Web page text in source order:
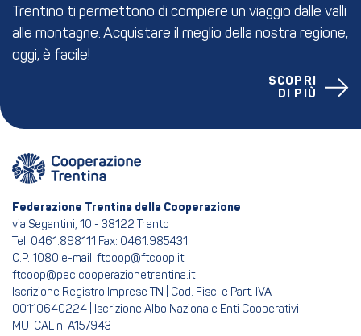
Trentino ti permettono di compiere un viaggio dalle valli
alle montagne. Acquistare il meglio della nostra regione,
oggi, è facile!
SCOPRI
DI PIÙ
Federazione Trentina della Cooperazione
via Segantini, 10 - 38122 Trento
Tel: 0461.898111 Fax: 0461.985431
C.P. 1080 e-mail: ftcoop@ftcoop.it
ftcoop@pec.cooperazionetrentina.it
Iscrizione Registro Imprese TN | Cod. Fisc. e Part. IVA
00110640224 | Iscrizione Albo Nazionale Enti Cooperativi
MU-CAL n. A157943